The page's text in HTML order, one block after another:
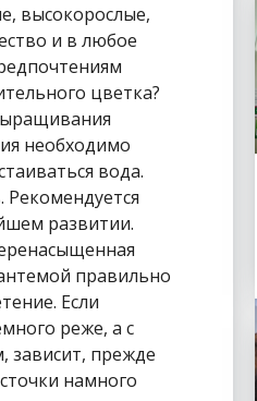
высокорослые,
и в любое
цветка?
необходимо
вода.
развитии.
правильно
Если
реже, а с
зависит, прежде
намного